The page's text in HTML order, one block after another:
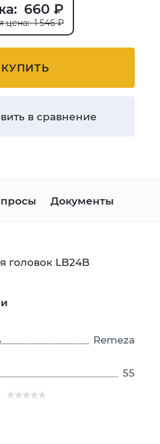
660 ₽
цена: 1 546 ₽
КУПИТЬ
в сравнение
Документы
головок LB24B
Remeza
55